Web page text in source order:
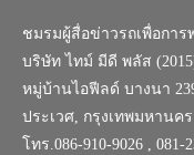
ชมรมผู้สื่อข่าวรถเพื่อกา
บริษัท ไทม์ มีดี พลัส
หมู่บ้านไอฟีลด์ บางนา
ประเวศ, กรุงเทพมหานคร
โทร.086-910-9026 , 081-